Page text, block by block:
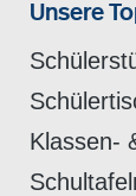
Unsere
Klassen-